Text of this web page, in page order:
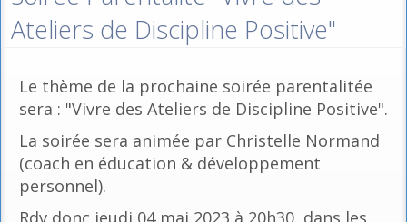
Ateliers de Discipline Positive"
Le thème de la prochaine soirée parentalitée
sera : "Vivre des Ateliers de Discipline Positive".
La soirée sera animée par Christelle Normand
(coach en éducation & développement
personnel).
Rdv donc jeudi 04 mai 2023 à 20h30, dans les